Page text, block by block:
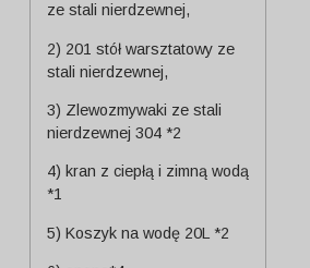
ze stali nierdzewnej,
2) 201 stół warsztatowy ze
stali nierdzewnej,
3) Zlewozmywaki ze stali
nierdzewnej 304 *2
4) kran z ciepłą i zimną wodą
*1
5) Koszyk na wodę 20L *2